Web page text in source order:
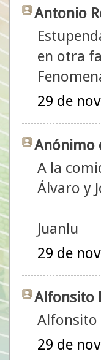
Antonio
en otra
29 de
Anónimo
A la
Álvaro y
Juanlu
29 de
Alfonsito
Alfonsito
29 de